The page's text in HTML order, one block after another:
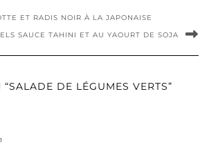
ET RADIS NOIR À LA JAPONAISE
SAUCE TAHINI ET AU YAOURT DE SOJA
DE LÉGUMES VERTS”